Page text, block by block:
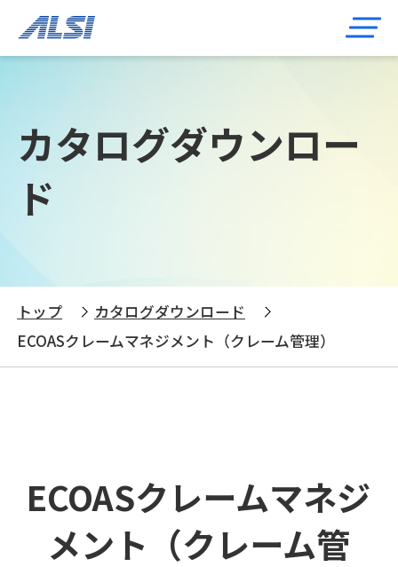
カタログダウンロー
ド
トップ
カタログダウンロード
ECOASクレームマネジメント（クレーム管理）
ECOASクレームマネジ
メント（クレーム管